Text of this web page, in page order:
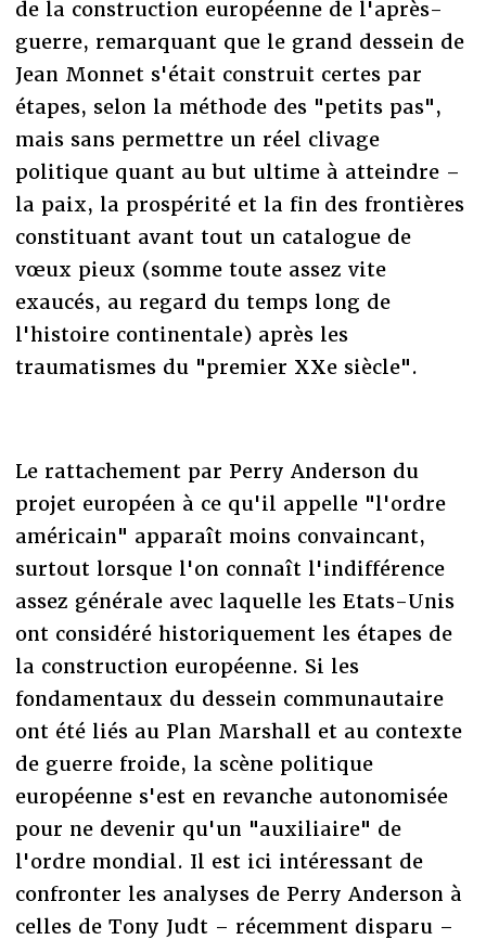
de la construction européenne de l'après-
guerre, remarquant que le grand dessein de
Jean Monnet s'était construit certes par
étapes, selon la méthode des "petits pas",
mais sans permettre un réel clivage
politique quant au but ultime à atteindre –
la paix, la prospérité et la fin des frontières
constituant avant tout un catalogue de
vœux pieux (somme toute assez vite
exaucés, au regard du temps long de
l'histoire continentale) après les
traumatismes du "premier XXe siècle".
Le rattachement par Perry Anderson du
projet européen à ce qu'il appelle "l'ordre
américain" apparaît moins convaincant,
surtout lorsque l'on connaît l'indifférence
assez générale avec laquelle les Etats-Unis
ont considéré historiquement les étapes de
la construction européenne. Si les
fondamentaux du dessein communautaire
ont été liés au Plan Marshall et au contexte
de guerre froide, la scène politique
européenne s'est en revanche autonomisée
pour ne devenir qu'un "auxiliaire" de
l'ordre mondial. Il est ici intéressant de
confronter les analyses de Perry Anderson à
celles de Tony Judt – récemment disparu –